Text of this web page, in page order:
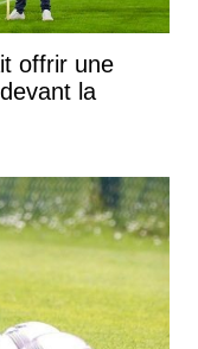
offrir une
la